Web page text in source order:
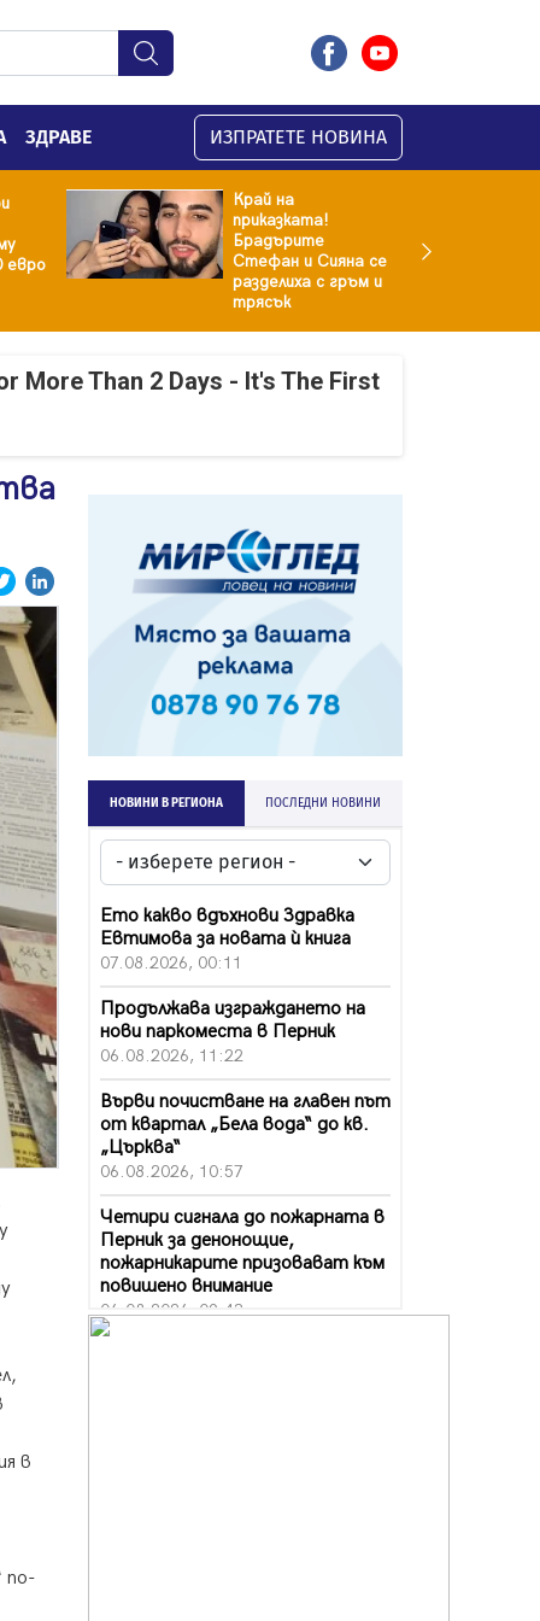
ЗДРАВЕ ИЗПРАТЕТЕ НОВИНА
евро
Край на
приказката!
Брадърите
Стефан и Сияна се
разделиха с гръм и
трясък
More Than 2 Days - It's The First
в
по-
НОВИНИ В РЕГИОНА ПОСЛЕДНИ НОВИНИ
Ето какво вдъхнови Здравка
Евтимова за новата ѝ книга
07.08.2026, 00:11
Продължава изграждането на
нови паркоместа в Перник
06.08.2026, 11:22
Върви почистване на главен път
от квартал „Бела вода“ до кв.
„Църква“
06.08.2026, 10:57
Четири сигнала до пожарната в
Перник за денонощие,
пожарникарите призовават към
повишено внимание
06.08.2026, 09:43